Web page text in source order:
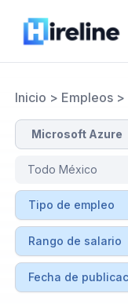
Inicio > Empleos>